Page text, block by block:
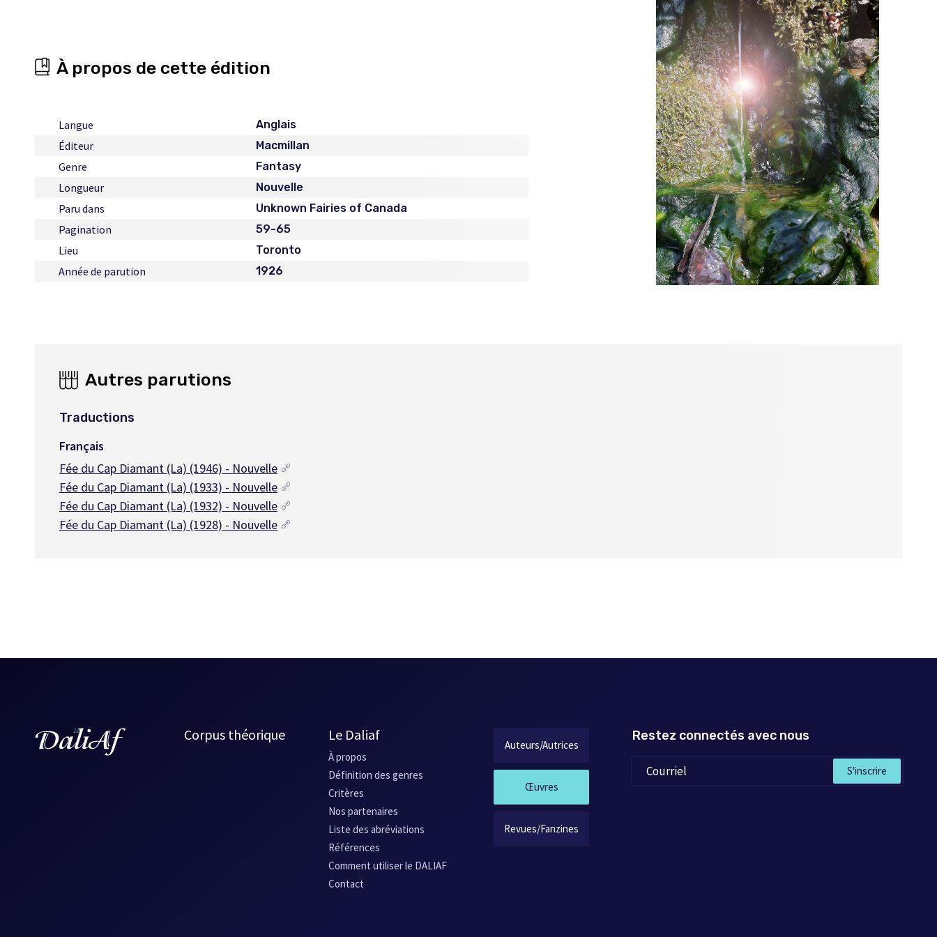
À propos de cette édition
Langue Anglais
Éditeur Macmillan
Genre Fantasy
Longueur Nouvelle
Paru dans Unknown Fairies of Canada
Pagination 59-65
Lieu Toronto
Année de parution 1926
Autres parutions
Traductions
Français
Fée du Cap Diamant (La) (1946) - Nouvelle
Fée du Cap Diamant (La) (1933) - Nouvelle
Fée du Cap Diamant (La) (1932) - Nouvelle
Fée du Cap Diamant (La) (1928) - Nouvelle
Corpus théorique Le Daliaf
À propos
Définition des genres
Critères
Nos partenaires
Liste des abréviations
Références
Comment utiliser le DALIAF
Contact
Auteurs/Autrices
Œuvres
Revues/Fanzines
Restez connectés avec nous
S'inscrire